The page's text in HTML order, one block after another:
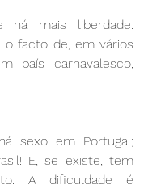
há mais liberdade.
o facto de, em vários
país carnavalesco,
sexo em Portugal;
E, se existe, tem
A dificuldade é